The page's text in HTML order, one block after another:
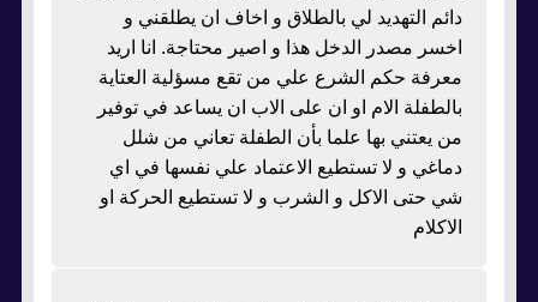
دائم التهديد لي بالطلاق و اخاف ان يطلقني و
اخسر مصدر الدخل هذا و اصير محتاجة. انا اريد
معرفة حكم الشرع علي من تقع مسؤلية العتاية
بالطفلة الام او ان على الاب ان يساعد في توفير
من يعتني بها علما بأن الطفلة تعاني من شلل
دماغي و لا تستطيع الاعتماد علي نفسها في اي
شي حتى الاكل و الشرب و لا تستطيع الحركة او
الاكلام